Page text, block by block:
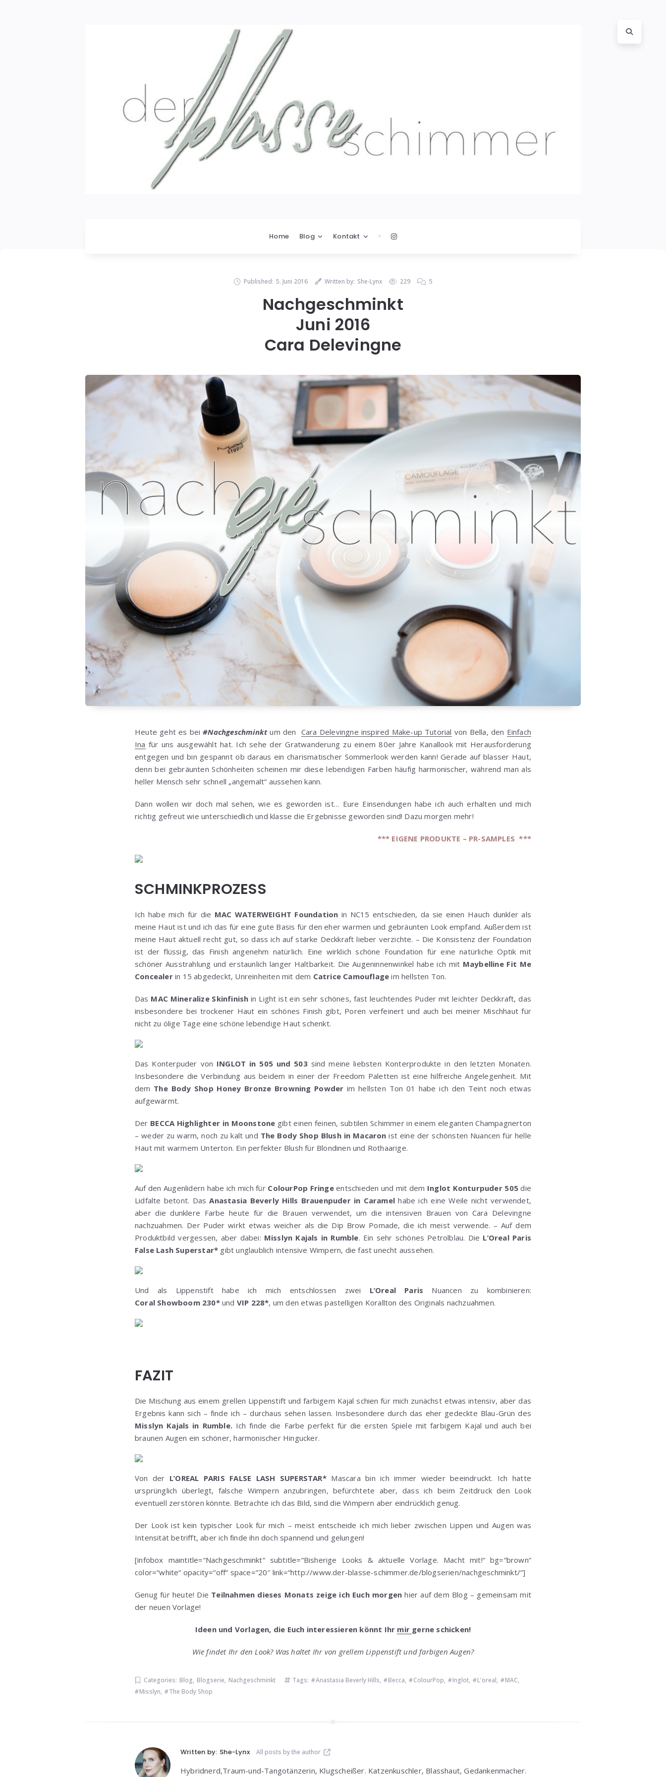
Home Blog Kontakt
Published: 5. Juni 2016 Written by: She-Lynx 229 5
Nachgeschminkt
Juni 2016
Cara Delevingne
Heute geht es bei#Nachgeschminktum den Cara Delevingne inspired Make-up Tutorial von Bella, den Einfach
Ina für uns ausgewählt hat. Ich sehe der Gratwanderung zu einem 80er Jahre Kanallook mit Herausforderung
entgegen und bin gespannt ob daraus ein charismatischer Sommerlook werden kann! Gerade auf blasser Haut,
denn bei gebräunten Schönheiten scheinen mir diese lebendigen Farben häufig harmonischer, während man als
heller Mensch sehr schnell „angemalt“ aussehen kann.
Dann wollen wir doch mal sehen, wie es geworden ist… Eure Einsendungen habe ich auch erhalten und mich
richtig gefreut wie unterschiedlich und klasse die Ergebnisse geworden sind! Dazu morgen mehr!
*** EIGENE PRODUKTE – PR-SAMPLES ***
SCHMINKPROZESS
Ich habe mich für die MAC WATERWEIGHT Foundation in NC15 entschieden, da sie einen Hauch dunkler als
meine Haut ist und ich das für eine gute Basis für den eher warmen und gebräunten Look empfand. Außerdem ist
meine Haut aktuell recht gut, so dass ich auf starke Deckkraft lieber verzichte. – Die Konsistenz der Foundation
ist der flüssig, das Finish angenehm natürlich. Eine wirklich schöne Foundation für eine natürliche Optik mit
schöner Ausstrahlung und erstaunlich langer Haltbarkeit. Die Augeninnenwinkel habe ich mit Maybelline Fit Me
Concealerin 15 abgedeckt, Unreinheiten mit dem Catrice Camouflage im hellsten Ton.
Das MAC Mineralize Skinfinish in Light ist ein sehr schönes, fast leuchtendes Puder mit leichter Deckkraft, das
insbesondere bei trockener Haut ein schönes Finish gibt, Poren verfeinert und auch bei meiner Mischhaut für
nicht zu ölige Tage eine schöne lebendige Haut schenkt.
Das Konterpuder von INGLOT in 505 und 503sind meine liebsten Konterprodukte in den letzten Monaten.
Insbesondere die Verbindung aus beidem in einer der Freedom Paletten ist eine hilfreiche Angelegenheit. Mit
dem The Body Shop Honey Bronze Browning Powder im hellsten Ton 01 habe ich den Teint noch etwas
aufgewärmt.
Der BECCA Highlighter in Moonstone gibt einen feinen, subtilen Schimmer in einem eleganten Champagnerton
– weder zu warm, noch zu kalt und The Body Shop Blush in Macaron ist eine der schönsten Nuancen für helle
Haut mit warmem Unterton. Ein perfekter Blush für Blondinen und Rothaarige.
Auf den Augenlidern habe ich mich für ColourPop Fringeentschieden und mit dem Inglot Konturpuder 505die
Lidfalte betont. DasAnastasia Beverly Hills Brauenpuder in Caramel habe ich eine Weile nicht verwendet,
aber die dunklere Farbe heute für die Brauen verwendet, um die intensiven Brauen von Cara Delevingne
nachzuahmen. Der Puder wirkt etwas weicher als die Dip Brow Pomade, die ich meist verwende. – Auf dem
Produktbild vergessen, aber dabei: Misslyn Kajals in Rumble. Ein sehr schönes Petrolblau. Die L’Oreal Paris
False Lash Superstar* gibt unglaublich intensive Wimpern, die fast unecht aussehen.
Und als Lippenstift habe ich mich entschlossen zwei L’Oreal Paris Nuancen zu kombinieren:
Coral Showboom 230* und VIP 228*, um den etwas pastelligen Korallton des Originals nachzuahmen.
FAZIT
Die Mischung aus einem grellen Lippenstift und farbigem Kajal schien für mich zunächst etwas intensiv, aber das
Ergebnis kann sich – finde ich – durchaus sehen lassen. Insbesondere durch das eher gedeckte Blau-Grün des
Misslyn Kajals in Rumble.Ich finde die Farbe perfekt für die ersten Spiele mit farbigem Kajal und auch bei
braunen Augen ein schöner, harmonischer Hingucker.
Von der L’OREAL PARIS FALSE LASH SUPERSTAR*Mascara bin ich immer wieder beeindruckt. Ich hatte
ursprünglich überlegt, falsche Wimpern anzubringen, befürchtete aber, dass ich beim Zeitdruck den Look
eventuell zerstören könnte. Betrachte ich das Bild, sind die Wimpern aber eindrücklich genug.
Der Look ist kein typischer Look für mich – meist entscheide ich mich lieber zwischen Lippen und Augen was
Intensität betrifft, aber ich finde ihn doch spannend und gelungen!
[infobox maintitle=“Nachgeschminkt“ subtitle=“Bisherige Looks & aktuelle Vorlage. Macht mit!“ bg=“brown“
color=“white“ opacity=“off“ space=“20″ link=“http://www.der-blasse-schimmer.de/blogserien/nachgeschminkt/“]
Genug für heute! Die Teilnahmen dieses Monats zeige ich Euch morgen hier auf dem Blog – gemeinsam mit
der neuen Vorlage!
Ideen und Vorlagen, die Euch interessieren könnt Ihr mir gerne schicken!
Wie findet Ihr den Look? Was haltet Ihr von grellem Lippenstift und farbigen Augen?
Categories: Blog, Blogserie, Nachgeschminkt Tags: Anastasia Beverly Hills, Becca, ColourPop, Inglot, L'oreal, MAC,
Misslyn, The Body Shop
Written by: She-Lynx All posts by the author
Hybridnerd,Traum-und-Tangotänzerin, Klugscheißer. Katzenkuschler, Blasshaut, Gedankenmacher.